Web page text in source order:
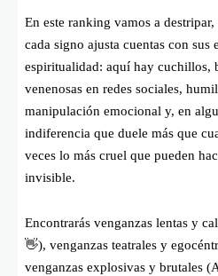
En este ranking vamos a
cada signo ajusta cuentas con sus
espiritualidad: aquí hay cuchillos,
venenosas en redes sociales,
manipulación emocional y, en
indiferencia que duele más que
veces lo más cruel que pueden
invisible.
Encontrarás venganzas lentas y
👋), venganzas teatrales y
venganzas explosivas y brutales